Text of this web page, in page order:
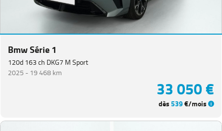
Bmw Série 1
120d 163 ch DKG7 M Sport
2025 - 19 468 km
33 050 €
dès539€/mois